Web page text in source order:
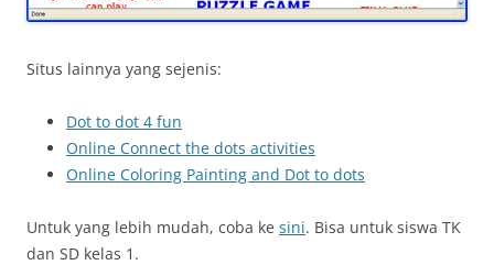
Situs lainnya yang sejenis:
Dot to dot 4 fun
Online Connect the dots activities
Online Coloring Painting and Dot to dots
Untuk yang lebih mudah, coba ke sini. Bisa untuk siswa TK
dan SD kelas 1.